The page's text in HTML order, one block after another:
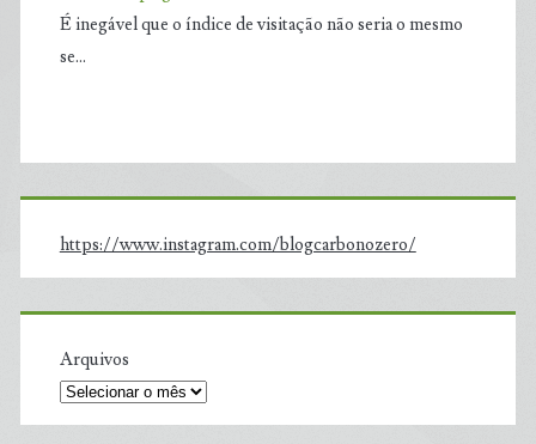
É inegável que o índice de visitação não seria o mesmo
se…
https://www.instagram.com/blogcarbonozero/
Arquivos